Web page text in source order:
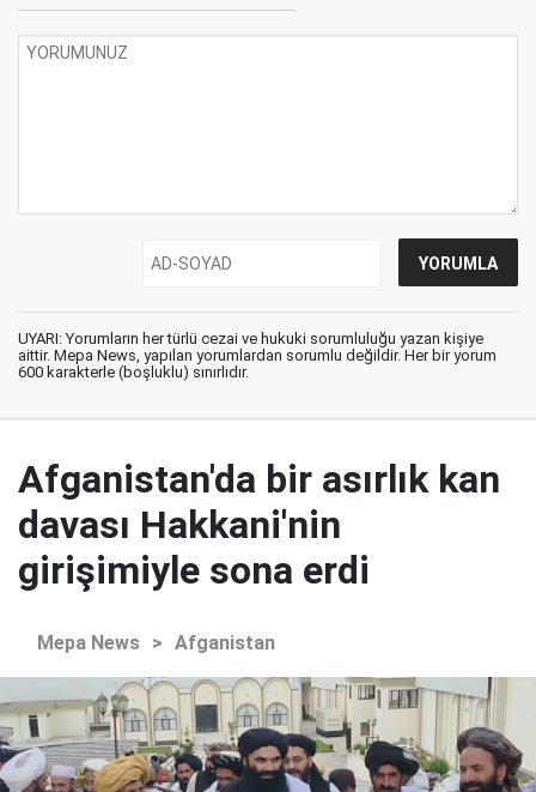
UYARI: Yorumların her türlü cezai ve hukuki sorumluluğu yazan kişiye
aittir. Mepa News, yapılan yorumlardan sorumlu değildir. Her bir yorum
600 karakterle (boşluklu) sınırlıdır.
Afganistan'da bir asırlık kan
davası Hakkani'nin
girişimiyle sona erdi
Mepa News > Afganistan